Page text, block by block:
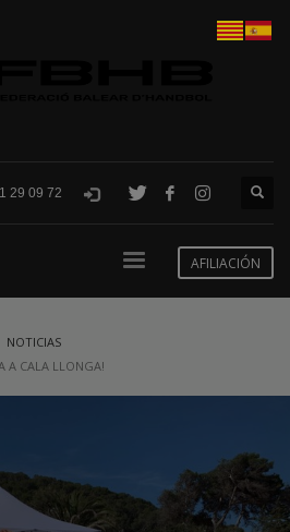
29 09 72
AFILIACIÓN
NOTICIAS
A CALA LLONGA!